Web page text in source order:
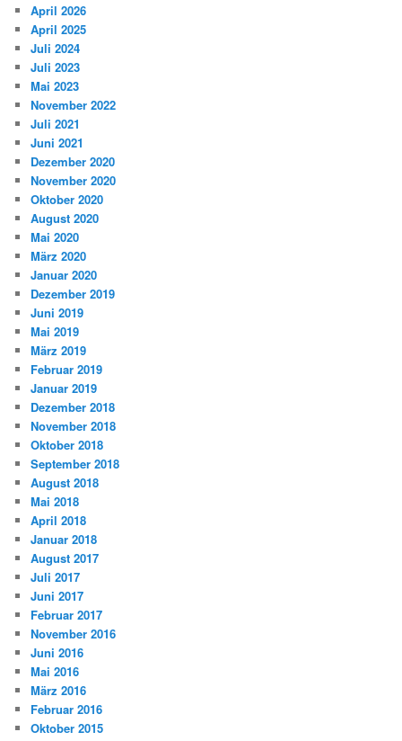
April 2026
April 2025
Juli 2024
Juli 2023
Mai 2023
November 2022
Juli 2021
Juni 2021
Dezember 2020
November 2020
Oktober 2020
August 2020
Mai 2020
März 2020
Januar 2020
Dezember 2019
Juni 2019
Mai 2019
März 2019
Februar 2019
Januar 2019
Dezember 2018
November 2018
Oktober 2018
September 2018
August 2018
Mai 2018
April 2018
Januar 2018
August 2017
Juli 2017
Juni 2017
Februar 2017
November 2016
Juni 2016
Mai 2016
März 2016
Februar 2016
Oktober 2015